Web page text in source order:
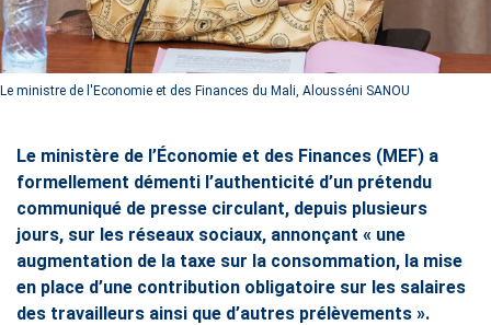
Le ministre de l'Economie et des Finances du Mali, Alousséni SANOU
Le ministère de l’Économie et des Finances (MEF) a
formellement démenti l’authenticité d’un prétendu
communiqué de presse circulant, depuis plusieurs
jours, sur les réseaux sociaux, annonçant « une
augmentation de la taxe sur la consommation, la mise
en place d’une contribution obligatoire sur les salaires
des travailleurs ainsi que d’autres prélèvements ».